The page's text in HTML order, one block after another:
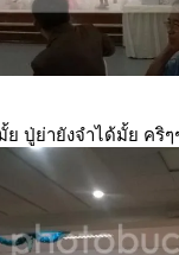
ปู่ย่ายังจำได้มั้ย คริๆ